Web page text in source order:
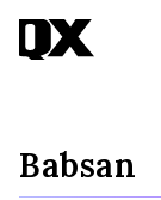
Babsan